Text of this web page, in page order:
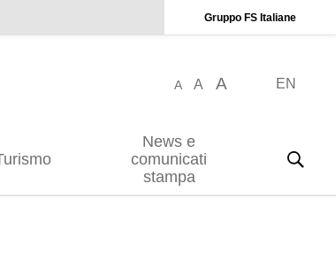
Gruppo FS Italiane
A A A EN
News e
comunicati
stampa